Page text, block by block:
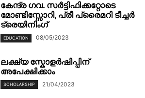
കേന്ദ്ര ഗവ. സർട്ടിഫിക്കറ്റോടെ
മോണ്ടിസ്സോറി, പ്രീ പ്രൈമറി ടീച്ചർ
ട്രെയിനിംഗ്
EDUCATION 08/05/2023
ലക്ഷ്യ സ്കോളർഷിപ്പിന്
അപേക്ഷിക്കാം
SCHOLARSHIP 21/04/2023